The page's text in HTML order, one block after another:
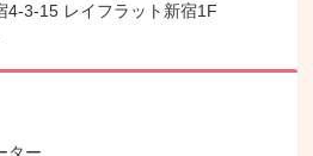
4-3-15 レイフラット新宿1F